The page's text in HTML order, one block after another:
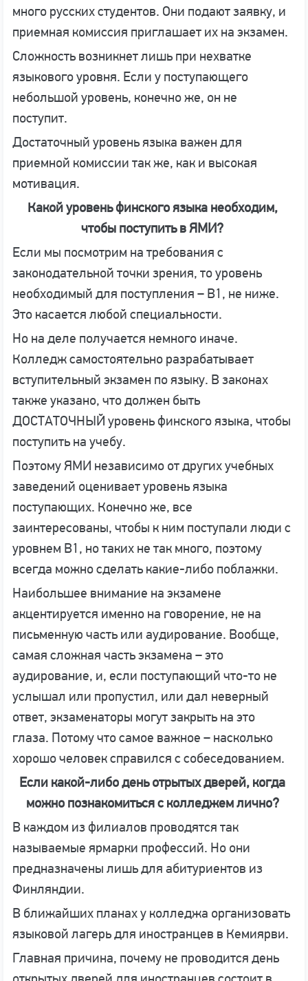
много русских студентов. Они подают заявку, и
приемная комиссия приглашает их на экзамен.
Сложность возникнет лишь при нехватке
языкового уровня. Если у поступающего
небольшой уровень, конечно же, он не
поступит.
Достаточный уровень языка важен для
приемной комиссии так же, как и высокая
мотивация.
Какой уровень финского языка необходим,
чтобы поступить в ЯМИ?
Если мы посмотрим на требования с
законодательной точки зрения, то уровень
необходимый для поступления – В1, не ниже.
Это касается любой специальности.
Но на деле получается немного иначе.
Колледж самостоятельно разрабатывает
вступительный экзамен по языку. В законах
также указано, что должен быть
ДОСТАТОЧНЫЙ уровень финского языка, чтобы
поступить на учебу.
Поэтому ЯМИ независимо от других учебных
заведений оценивает уровень языка
поступающих. Конечно же, все
заинтересованы, чтобы к ним поступали люди с
уровнем В1, но таких не так много, поэтому
всегда можно сделать какие-либо поблажки.
Наибольшее внимание на экзамене
акцентируется именно на говорение, не на
письменную часть или аудирование. Вообще,
самая сложная часть экзамена – это
аудирование, и, если поступающий что-то не
услышал или пропустил, или дал неверный
ответ, экзаменаторы могут закрыть на это
глаза. Потому что самое важное – насколько
хорошо человек справился с собеседованием.
Если какой-либо день отрытых дверей, когда
можно познакомиться с колледжем лично?
В каждом из филиалов проводятся так
называемые ярмарки профессий. Но они
предназначены лишь для абитуриентов из
Финляндии.
В ближайших планах у колледжа организовать
языковой лагерь для иностранцев в Кемиярви.
Главная причина, почему не проводится день